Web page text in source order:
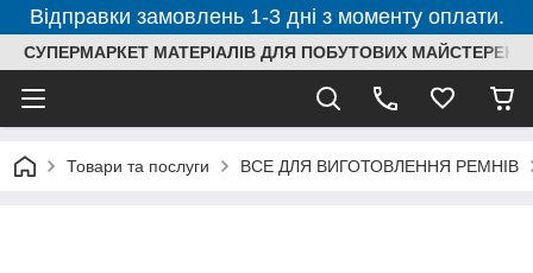
Відправки замовлень 1-3 дні з моменту оплати.
СУПЕРМАРКЕТ МАТЕРІАЛІВ ДЛЯ ПОБУТОВИХ МАЙСТЕРЕНЬ
Товари та послуги ВСЕ ДЛЯ ВИГОТОВЛЕННЯ РЕМНІВ